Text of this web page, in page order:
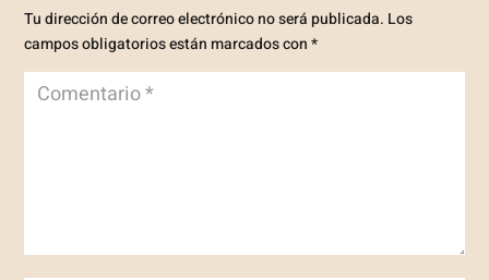
Tu dirección de correo electrónico no será publicada. Los
campos obligatorios están marcados con*